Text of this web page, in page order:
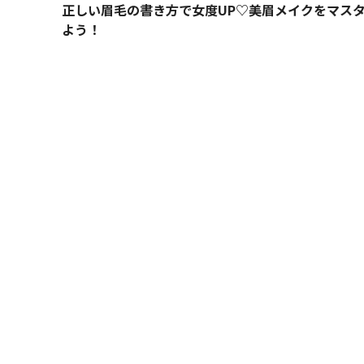
正しい眉毛の書き方で女度UP♡美眉メイクをマス
よう！